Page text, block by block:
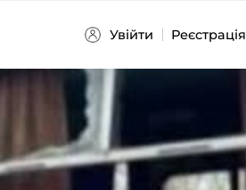
Увійти Реєстрація